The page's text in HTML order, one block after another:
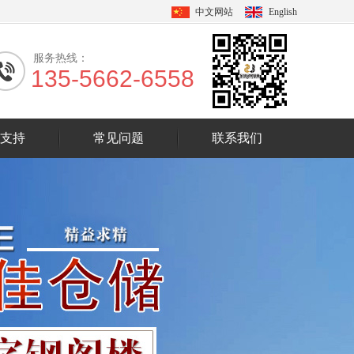
中文网站 English
服务热线：
135-5662-6558
持 常见问题 联系我们